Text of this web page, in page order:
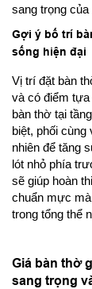
sang trọng
Gợi ý bố trí
sống hiện đại
Vị trí đặt bàn
và có điểm
bàn thờ tại
biệt, phối cùng
nhiên để tăng
lót nhỏ phía
sẽ giúp hoàn
chuẩn mực
trong tổng thể
Giá bàn thờ
sang trọng